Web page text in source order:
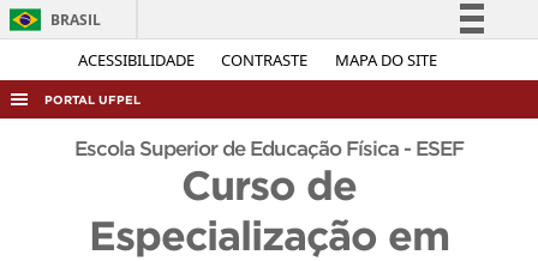
ACESSIBILIDADE CONTRASTE MAPA DO SITE
BRASIL
Simplifique!
Acesso à informação
Legislação
Canais
PORTAL UFPEL
ACESSO À INFORMAÇÃO
COBALTO
Escola Superior de Educação Física - ESEF
Curso de
Especialização em